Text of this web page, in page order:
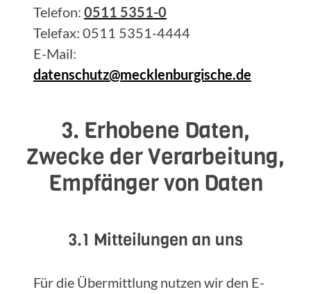
Telefon: 0511 5351-0
Telefax: 0511 5351-4444
E-Mail:
datenschutz@mecklenburgische.de
3. Erhobene Daten,
Zwecke der Verarbeitung,
Empfänger von Daten
3.1 Mitteilungen an uns
Für die Übermittlung nutzen wir den E-